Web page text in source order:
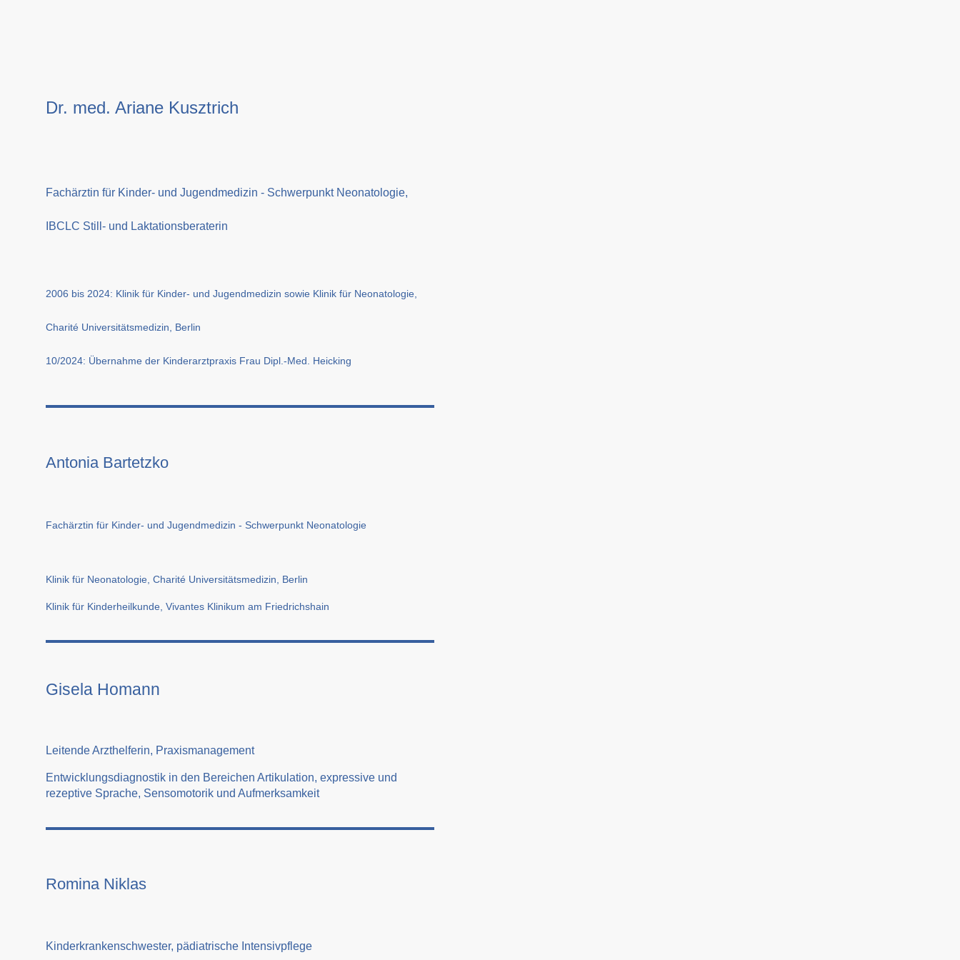
Dr. med. Ariane Kusztrich
Fachärztin für Kinder- und Jugendmedizin - Schwerpunkt Neonatologie,
IBCLC Still- und Laktationsberaterin
2006 bis 2024: Klinik für Kinder- und Jugendmedizin sowie Klinik für Neonatologie,
Charité Universitätsmedizin, Berlin
10/2024: Übernahme der Kinderarztpraxis Frau Dipl.-Med. Heicking
Antonia Bartetzko
Fachärztin für Kinder- und Jugendmedizin - Schwerpunkt Neonatologie
Klinik für Neonatologie, Charité Universitätsmedizin, Berlin
Klinik für Kinderheilkunde, Vivantes Klinikum am Friedrichshain
Gisela Homann
Leitende Arzthelferin, Praxismanagement
Entwicklungsdiagnostik in den Bereichen Artikulation, expressive und
rezeptive Sprache, Sensomotorik und Aufmerksamkeit
Romina Niklas
Kinderkrankenschwester, pädiatrische Intensivpflege